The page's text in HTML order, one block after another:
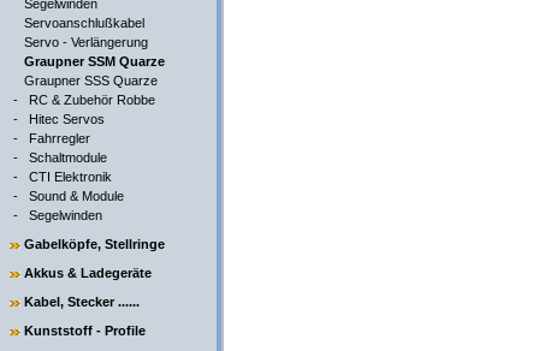
Segelwinden
Servoanschlußkabel
Servo - Verlängerung
Graupner SSM Quarze
Graupner SSS Quarze
- RC & Zubehör Robbe
- Hitec Servos
- Fahrregler
- Schaltmodule
- CTI Elektronik
- Sound & Module
- Segelwinden
Gabelköpfe, Stellringe
Akkus & Ladegeräte
Kabel, Stecker ......
Kunststoff - Profile